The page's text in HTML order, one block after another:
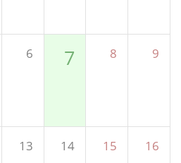
6 7 8 9
13 14 15 16